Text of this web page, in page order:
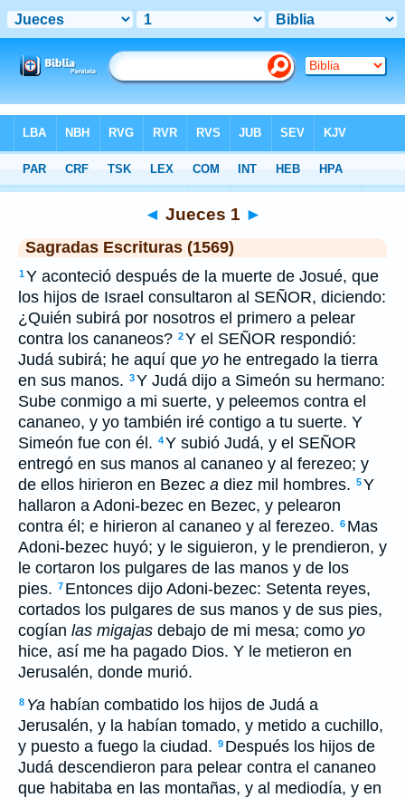
>SEV> Jueces 1
◄ Jueces 1 ►
Sagradas Escrituras (1569)
1Y aconteció después de la muerte de Josué, que
los hijos de Israel consultaron al SEÑOR, diciendo:
¿Quién subirá por nosotros el primero a pelear
contra los cananeos? 2Y el SEÑOR respondió:
Judá subirá; he aquí que yo he entregado la tierra
en sus manos. 3Y Judá dijo a Simeón su hermano:
Sube conmigo a mi suerte, y peleemos contra el
cananeo, y yo también iré contigo a tu suerte. Y
Simeón fue con él. 4Y subió Judá, y el SEÑOR
entregó en sus manos al cananeo y al ferezeo; y
de ellos hirieron en Bezec a diez mil hombres. 5Y
hallaron a Adoni-bezec en Bezec, y pelearon
contra él; e hirieron al cananeo y al ferezeo. 6 Mas
Adoni-bezec huyó; y le siguieron, y le prendieron, y
le cortaron los pulgares de las manos y de los
pies. 7 Entonces dijo Adoni-bezec: Setenta reyes,
cortados los pulgares de sus manos y de sus pies,
cogían las migajas debajo de mi mesa; como yo
hice, así me ha pagado Dios. Y le metieron en
Jerusalén, donde murió.
8 Ya habían combatido los hijos de Judá a
Jerusalén, y la habían tomado, y metido a cuchillo,
y puesto a fuego la ciudad. 9 Después los hijos de
Judá descendieron para pelear contra el cananeo
que habitaba en las montañas, y al mediodía, y en